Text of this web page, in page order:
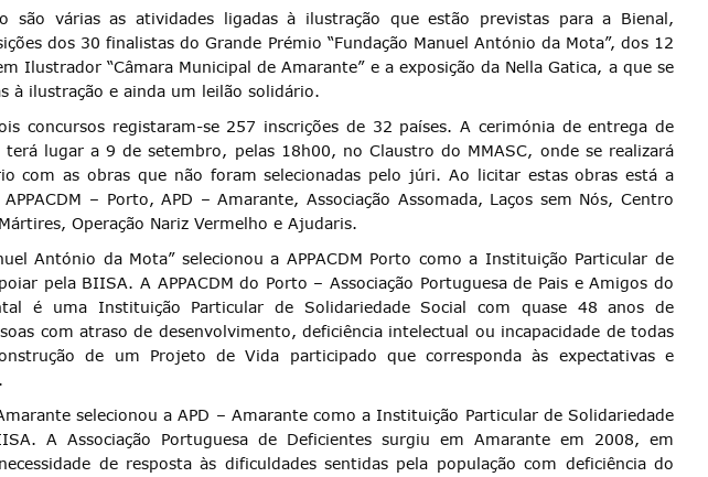
são várias as atividades ligadas à ilustração que estão previstas para a Bienal,
dos 30 finalistas do Grande Prémio “Fundação Manuel António da Mota”, dos 12
Ilustrador “Câmara Municipal de Amarante” e a exposição da Nella Gatica, a que se
à ilustração e ainda um leilão solidário.
concursos registaram-se 257 inscrições de 32 países. A cerimónia de entrega de
terá lugar a 9 de setembro, pelas 18h00, no Claustro do MMASC, onde se realizará
com as obras que não foram selecionadas pelo júri. Ao licitar estas obras está a
– Porto, APD – Amarante, Associação Assomada, Laços sem Nós, Centro
Operação Nariz Vermelho e Ajudaris.
António da Mota” selecionou a APPACDM Porto como a Instituição Particular de
pela BIISA. A APPACDM do Porto – Associação Portuguesa de Pais e Amigos do
é uma Instituição Particular de Solidariedade Social com quase 48 anos de
com atraso de desenvolvimento, deficiência intelectual ou incapacidade de todas
de um Projeto de Vida participado que corresponda às expectativas e
selecionou a APD – Amarante como a Instituição Particular de Solidariedade
A Associação Portuguesa de Deficientes surgiu em Amarante em 2008, em
de resposta às dificuldades sentidas pela população com deficiência do